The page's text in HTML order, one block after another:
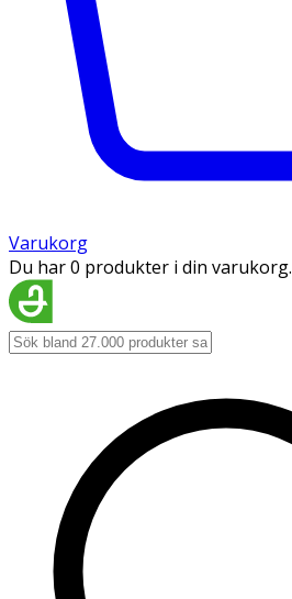
Varukorg
Du har 0 produkter i din varukorg.